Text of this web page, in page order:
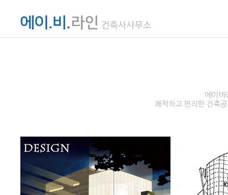
에이비
쾌적하고 편리한 건축